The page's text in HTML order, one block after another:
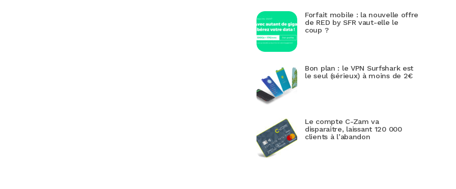
Forfait mobile : la nouvelle offre
de RED by SFR vaut-elle le
coup ?
Bon plan : le VPN Surfshark est
le seul (sérieux) à moins de 2€
Le compte C-Zam va
disparaitre, laissant 120 000
clients à l’abandon